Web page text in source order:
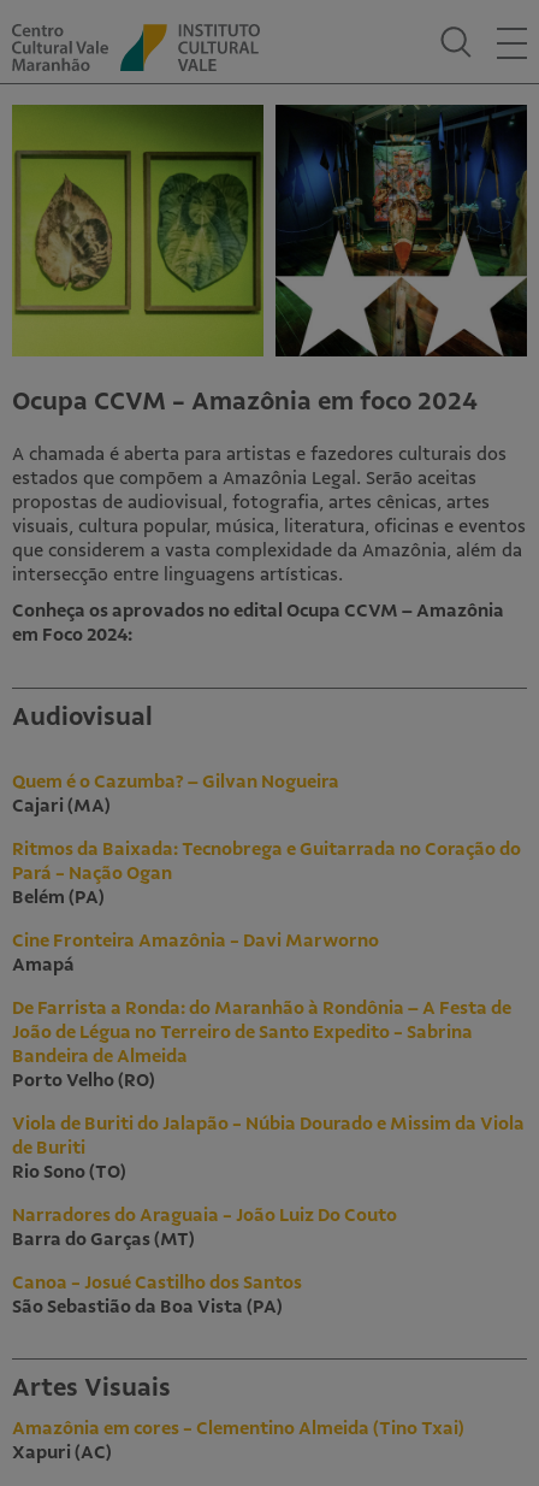
PORT ENG
CCVM
Espaços
Equipe
Imprensa
On-line
Exposições
Editais
Educativo
Sobre
Mediações
Horizonte aberto
Publicações
Videoteca
Publicações
Visite
Ocupa CCVM - Amazônia em foco 2024
A chamada é aberta para artistas e fazedores culturais dos
estados que compõem a Amazônia Legal. Serão aceitas
propostas de audiovisual, fotografia, artes cênicas, artes
visuais, cultura popular, música, literatura, oficinas e eventos
que considerem a vasta complexidade da Amazônia, além da
intersecção entre linguagens artísticas.
Conheça os aprovados no edital Ocupa CCVM – Amazônia
em Foco 2024:
Audiovisual
Quem é o Cazumba? – Gilvan Nogueira
Cajari (MA)
Ritmos da Baixada: Tecnobrega e Guitarrada no Coração do
Pará - Nação Ogan
Belém (PA)
Cine Fronteira Amazônia - Davi Marworno
Amapá
De Farrista a Ronda: do Maranhão à Rondônia – A Festa de
João de Légua no Terreiro de Santo Expedito - Sabrina
Bandeira de Almeida
Porto Velho (RO)
Viola de Buriti do Jalapão - Núbia Dourado e Missim da Viola
de Buriti
Rio Sono (TO)
Narradores do Araguaia - João Luiz Do Couto
Barra do Garças (MT)
Canoa - Josué Castilho dos Santos
São Sebastião da Boa Vista (PA)
Artes Visuais
Amazônia em cores - Clementino Almeida (Tino Txai)
Xapuri (AC)